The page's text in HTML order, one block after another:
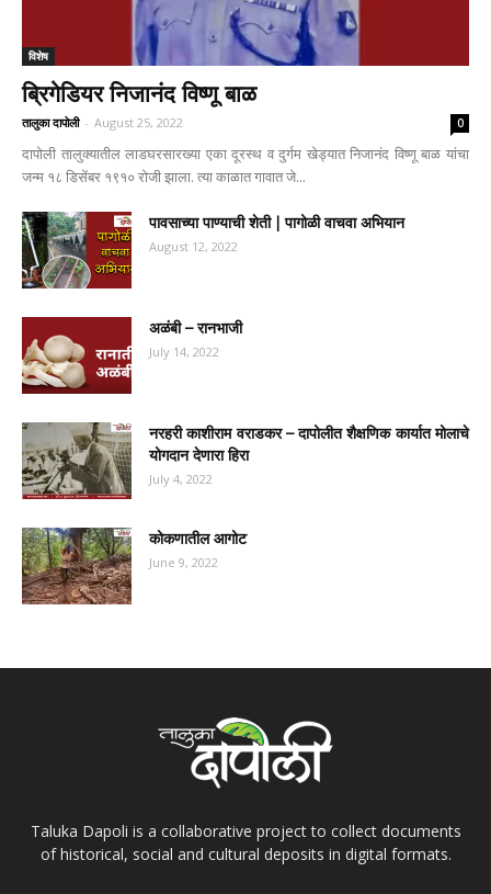
विशेष
ब्रिगेडियर निजानंद विष्णू बाळ
तालुका दापोली - August 25, 2022 0
दापोली तालुक्यातील लाडघरसारख्या एका दूरस्थ व दुर्गम खेड्यात निजानंद विष्णू बाळ यांचा
जन्म १८ डिसेंबर १९१० रोजी झाला. त्या काळात गावात जे...
पावसाच्या पाण्याची शेती | पागोळी वाचवा अभियान
August 12, 2022
अळंबी – रानभाजी
July 14, 2022
नरहरी काशीराम वराडकर – दापोलीत शैक्षणिक कार्यात मोलाचे
योगदान देणारा हिरा
July 4, 2022
कोकणातील आगोट
June 9, 2022
Taluka Dapoli is a collaborative project to collect documents
of historical, social and cultural deposits in digital formats.